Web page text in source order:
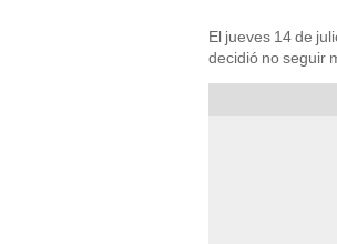
El jueves 14 de
decidió no seguir